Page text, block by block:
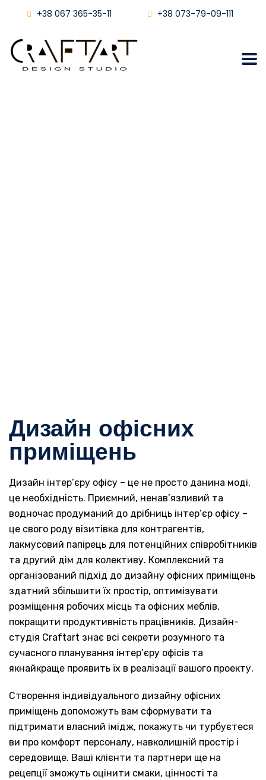
+38 067 365-35-11 +38 073-79-09-111
Дизайн офісних
приміщень
Дизайн інтер’єру офісу – це не просто данина моді,
це необхідність. Приємний, ненав’язливий та
водночас продуманий до дрібниць інтер’єр офісу –
це свого роду візитівка для контрагентів,
лакмусовий папірець для потенційних співробітників
та другий дім для колективу. Комплексний та
організований підхід до дизайну офісних приміщень
здатний збільшити їх простір, оптимізувати
розміщення робочих місць та офісних меблів,
покращити продуктивність працівників. Дизайн-
студія Craftart знає всі секрети розумного та
сучасного планування інтер’єру офісів та
якнайкраще проявить їх в реалізації вашого проекту.
Створення індивідуального дизайну офісних
приміщень допоможуть вам сформувати та
підтримати власний імідж, покажуть чи турбуєтеся
ви про комфорт персоналу, навколишній простір і
середовище. Ваші клієнти та партнери ще на
рецепції зможуть оцінити смаки, цінності та